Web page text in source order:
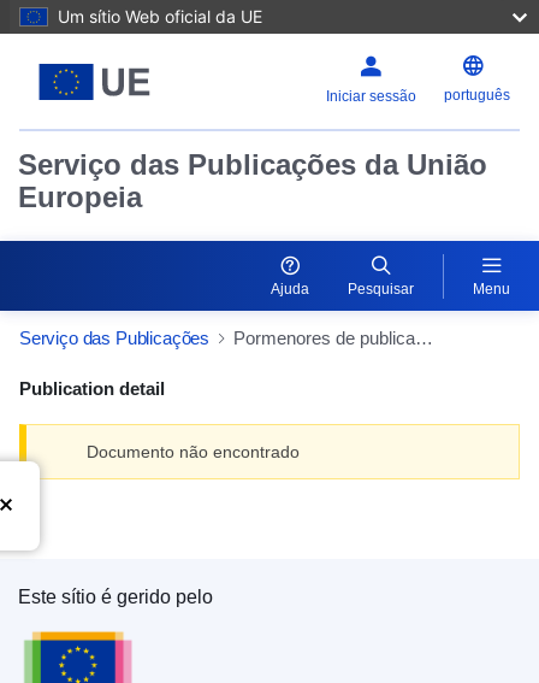
Um sítio Web oficial da UE
Iniciar sessão português
Serviço das Publicações da União
Europeia
Ajuda Pesquisar Menu
Serviço das Publicações Pormenores de publicação
Publication detail
Documento não encontrado
Serviço das Publicações da União Europeia
Este sítio é gerido pelo